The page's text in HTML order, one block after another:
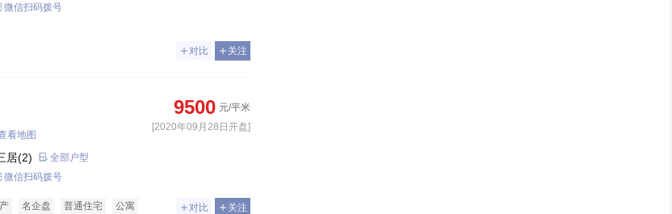
微信扫码拨号
对比 关注
9500 元/平米
[2020年09月28日开盘]
看地图
居(2) 全部户型
微信扫码拨号
名企盘 普通住宅 公寓 对比 关注